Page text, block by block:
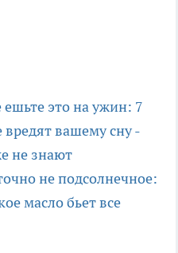
это на ужин: 7
вашему сну -
не знают
не подсолнечное:
масло бьет все